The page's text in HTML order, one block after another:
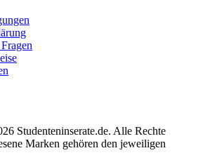
Studenteninserate.de. Alle Rechte
Marken gehören den jeweiligen